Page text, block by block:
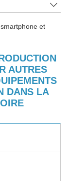
et
AUTRES
DANS LA